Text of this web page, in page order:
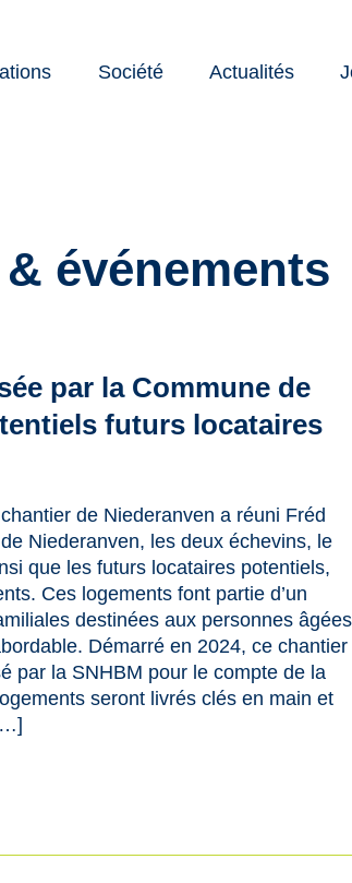
Société Actualités
événements
par la Commune de
futurs locataires
de Niederanven a réuni Fréd
Niederanven, les deux échevins, le
que les futurs locataires potentiels,
Ces logements font partie d’un
destinées aux personnes âgées
Démarré en 2024, ce chantier
par la SNHBM pour le compte de la
seront livrés clés en main et